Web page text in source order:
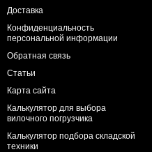
Доставка
Конфиденциальность
персональной информации
Обратная связь
Статьи
Карта сайта
Калькулятор для выбора
вилочного погрузчика
Калькулятор подбора складской
техники